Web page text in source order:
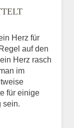
Herz für
auf den
Herz rasch
im
für einige
sein.